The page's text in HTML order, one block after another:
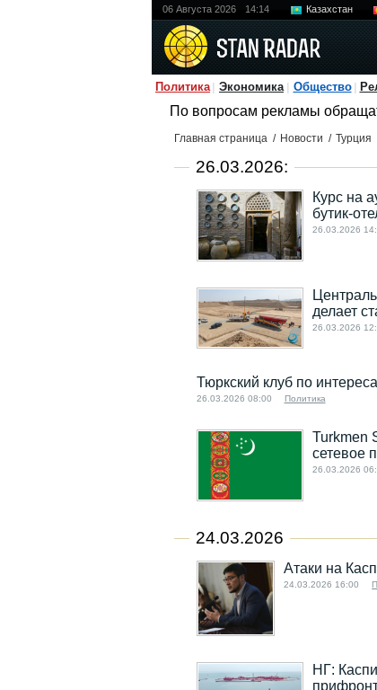
06 Августа 2026 14:14 Казахстан
Политика Экономика Общество
По вопросам рекламы
Главная страница / Новости / Турция
26.03.2026:
Курс на
бутик-
26.03.2026
делает
26.03.2026
Тюркский клуб по
26.03.2026 08:00 Политика
Turkmen
сетевое
26.03.2026
24.03.2026
Атаки на
24.03.2026 16:00
НГ: